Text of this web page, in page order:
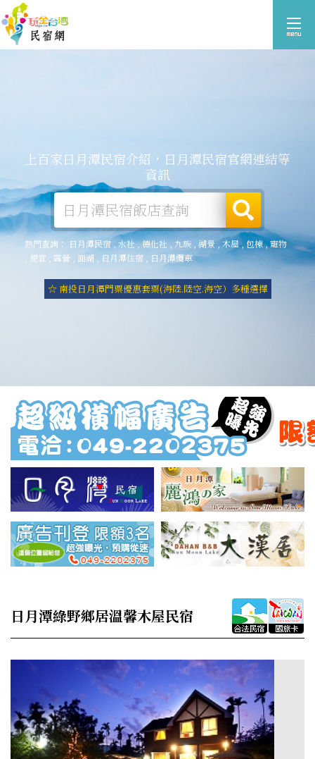
上百家日月潭民宿介紹，日月潭民宿官網連結等
資訊
熱門查詢： 日月潭民宿 水社,德化社,九族 湖景,木屋,包棟,寵物
便宜 露營 面湖 日月潭住宿 日月潭纜車
☆ 南投日月潭門票優惠套票(海陸.陸空.海空）多種選擇
日月潭綠野鄉居溫馨木屋民宿